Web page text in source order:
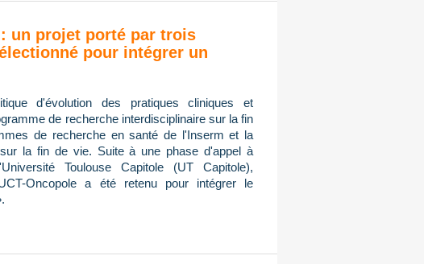
un projet porté par trois
pour intégrer un
d'évolution des pratiques cliniques et
de recherche interdisciplinaire sur la fin
de recherche en santé de l'Inserm et la
la fin de vie. Suite à une phase d'appel à
Toulouse Capitole (UT Capitole),
Oncopole a été retenu pour intégrer le